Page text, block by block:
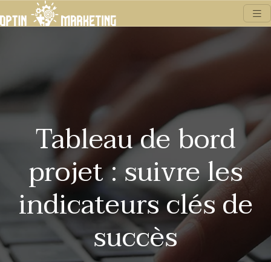
Tableau de bord
projet : suivre les
indicateurs clés de
succès